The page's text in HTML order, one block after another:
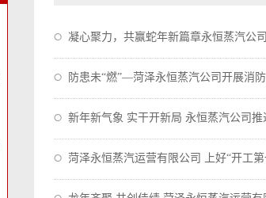
凝心聚力，共赢蛇年新篇章永恒蒸汽公
防患未“燃”—菏泽永恒蒸汽公司开展消
新年新气象 实干开新局 永恒蒸汽公司
菏泽永恒蒸汽运营有限公司 上好“开工